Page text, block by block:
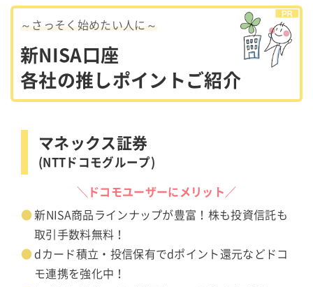
～さっそく始めたい人に～
新NISA口座
各社の推しポイントご紹介
マネックス証券
(NTTドコモグループ)
＼ドコモユーザーにメリット／
新NISA商品ラインナップが豊富！株も投資信託も
取引手数料無料！
dカード積立・投信保有でdポイント還元などドコ
モ連携を強化中！